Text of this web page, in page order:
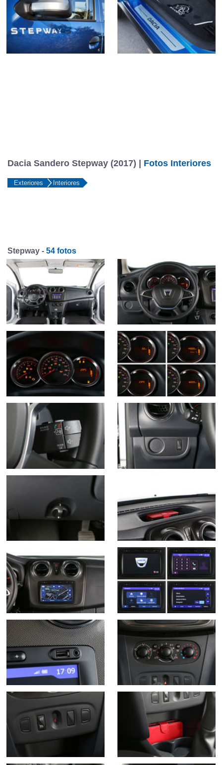
Dacia Sandero Stepway (2017) | Fotos Interiores
Exteriores Interiores
Stepway - 54 fotos